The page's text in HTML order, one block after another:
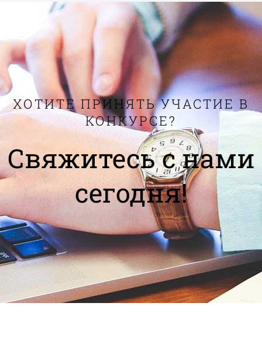
ХОТИТЕ ПРИНЯТЬ УЧАСТИЕ В
КОНКУРСЕ?
Свяжитесь с нами
сегодня!